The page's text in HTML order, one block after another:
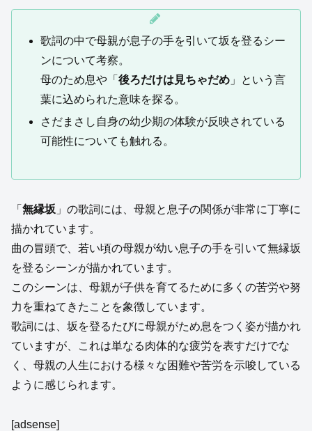
歌詞の中で母親が息子の手を引いて坂を登るシー
ンについて考察。
母のため息や「後ろだけは見ちゃだめ 」という言
葉に込められた意味を探る。
さだまさし自身の幼少期の体験が反映されている
可能性についても触れる。
「 無縁坂 」の歌詞には、母親と息子の関係が非常に丁寧に
描かれています。
曲の冒頭で、若い頃の母親が幼い息子の手を引いて無縁坂
を登るシーンが描かれています。
このシーンは、母親が子供を育てるために多くの苦労や努
力を重ねてきたことを象徴しています。
歌詞には、坂を登るたびに母親がため息をつく姿が描かれ
ていますが、これは単なる肉体的な疲労を表すだけでな
く、母親の人生における様々な困難や苦労を示唆している
ように感じられます。
[adsense]